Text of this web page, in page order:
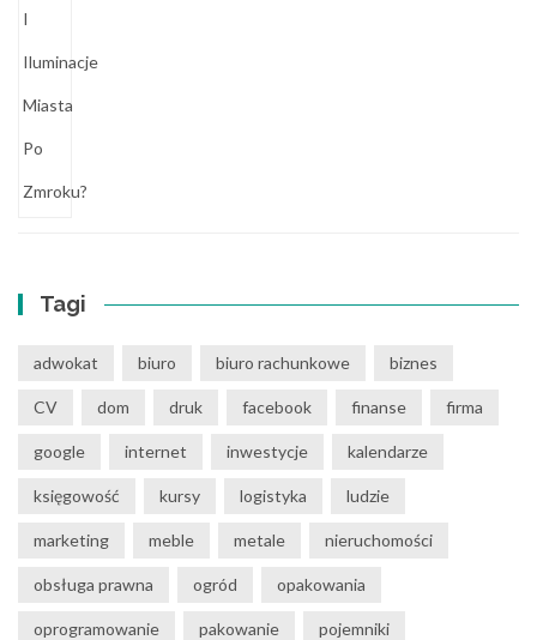
Tagi
adwokat biuro biuro rachunkowe biznes
CV dom druk facebook finanse firma
google internet inwestycje kalendarze
księgowość kursy logistyka ludzie
marketing meble metale nieruchomości
obsługa prawna ogród opakowania
oprogramowanie pakowanie pojemniki